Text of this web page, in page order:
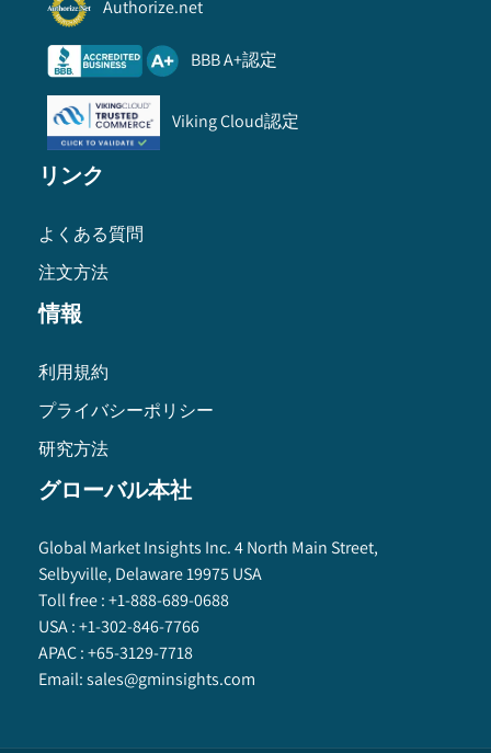
Authorize.net
BBB A+認定
Viking Cloud認定
リンク
よくある質問
注文方法
情報
利用規約
プライバシーポリシー
研究方法
グローバル本社
Global Market Insights Inc. 4 North Main Street,
Selbyville, Delaware 19975 USA
Toll free :+1-888-689-0688
USA :+1-302-846-7766
APAC :+65-3129-7718
Email:sales@gminsights.com